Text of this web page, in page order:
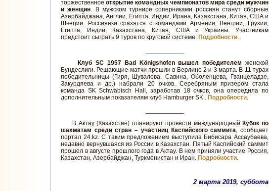
торжественное открытие командных чемпионатов мира среди мужчин
и женщин. В мужском турнире соперниками россиян станут сборные
Азербайджана, Англии, Египта, Индии, Ирана, Казахстана, Китая, США и
Швеции. Россиянки сразятся с командами Армении, Венгрии, Грузии,
Египта, Индии, Казахстана, Китая, США и Украины. Участникам
предстоит сыграть 9 туров по круговой системе. Подробности.
Клуб SC 1957 Bad Königshofen вышел победителем женской
Бундеслиги. Решающие матчи прошли в Берлине 2 и 3 марта. В 11 турах
победительницы (Гиря, Шувалова, Савина, Оболенцева, Гванцеладзе,
Закурдяева и др.) набрали 20 очков. Серебряным призером стала
команда SK Schwäbisch Hall, заработав 18 очков, она опередила по
дополнительным показателям клуб Hamburger SK.. Подробности.
В Актау (Казахстан) планируют провести международный Кубок по
шахматам среди стран – участниц Каспийского саммита, сообщает
портал 24.kz. С таким предложением выступила Бибисара Ассаубаева,
недавно вернувшаяся из России в Казахстан. Пятый Каспийский саммит
прошел в августе прошлого года в Актау. В нем приняли участие Россия,
Казахстан, Азербайджан, Туркменистан и Иран. Подробности.
2 марта 2019, суббота